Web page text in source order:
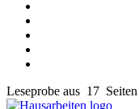
Leseprobe aus 17 Seiten